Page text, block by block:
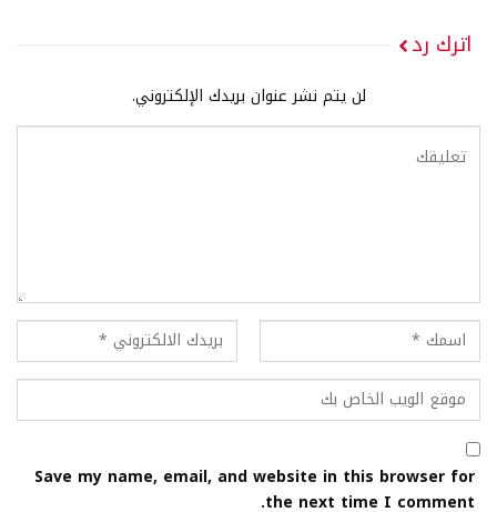
اترك رد
لن يتم نشر عنوان بريدك الإلكتروني.
Save my name, email, and website in this browser for
the next time I comment.